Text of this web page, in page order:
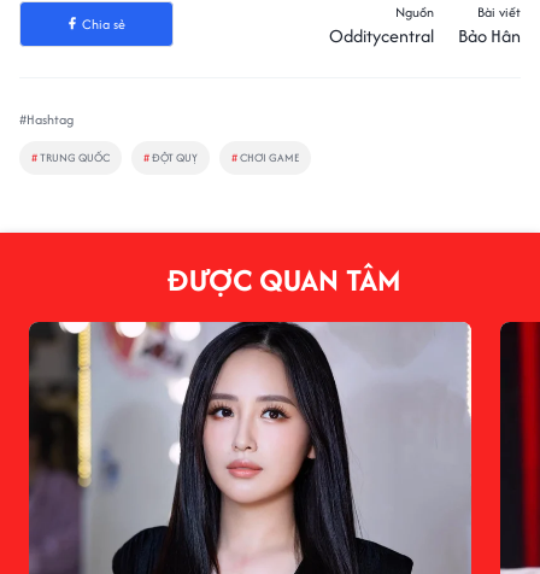
Chia sẻ
Nguồn
Odditycentral
Bài viết
Bảo Hân
#Hashtag
#TRUNG QUỐC #ĐỘT QUỴ #CHƠI GAME
ĐƯỢC QUAN TÂM